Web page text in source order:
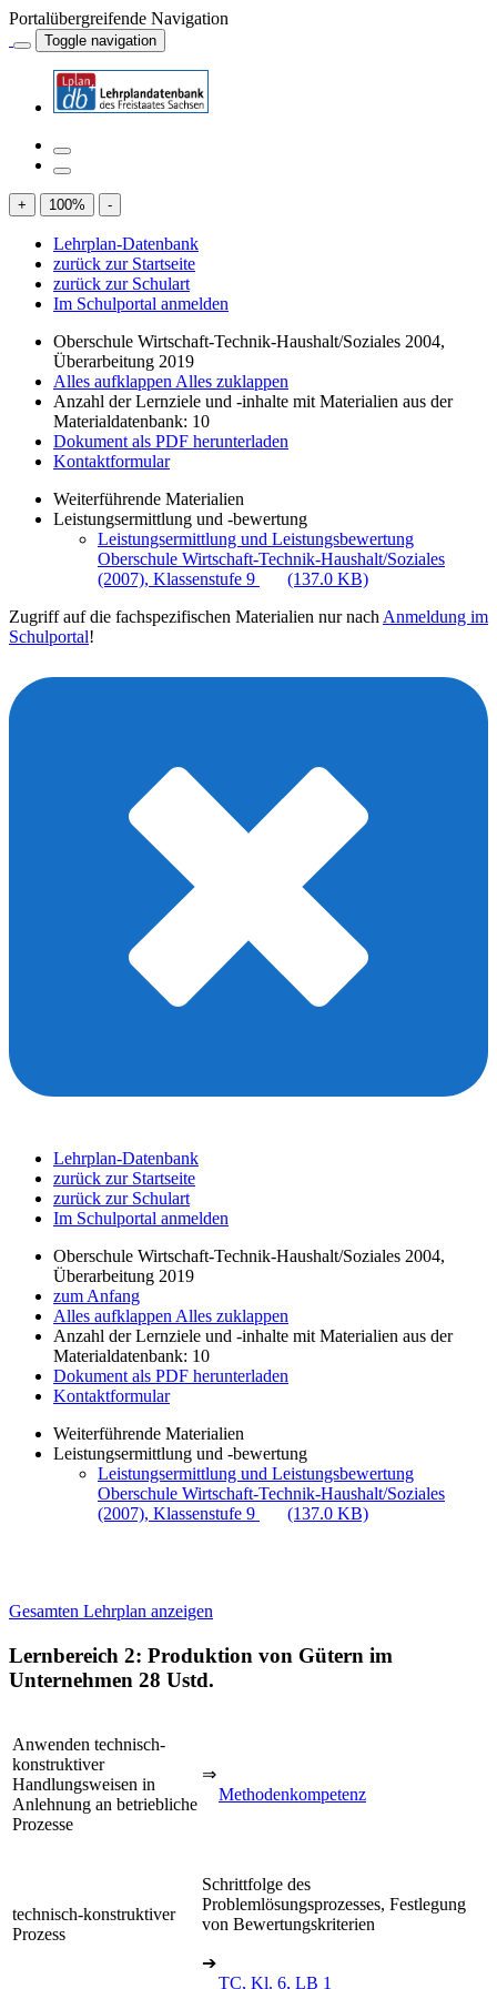
Portalübergreifende Navigation
Toggle navigation
+ 100% -
Lehrplan-Datenbank
zurück zur Startseite
zurück zur Schulart
Im Schulportal anmelden
Oberschule Wirtschaft-Technik-Haushalt/Soziales 2004,
Überarbeitung 2019
Alles aufklappen Alles zuklappen
Anzahl der Lernziele und -inhalte mit Materialien aus der
Materialdatenbank: 10
Dokument als PDF herunterladen
Kontaktformular
Weiterführende Materialien
Leistungsermittlung und -bewertung
Leistungsermittlung und Leistungsbewertung
Oberschule Wirtschaft-Technik-Haushalt/Soziales
(2007), Klassenstufe 9
(137.0 KB)
Zugriff auf die fachspezifischen Materialien nur nach Anmeldung im
Schulportal!
Lehrplan-Datenbank
zurück zur Startseite
zurück zur Schulart
Im Schulportal anmelden
Oberschule Wirtschaft-Technik-Haushalt/Soziales 2004,
Überarbeitung 2019
zum Anfang
Alles aufklappen Alles zuklappen
Anzahl der Lernziele und -inhalte mit Materialien aus der
Materialdatenbank: 10
Dokument als PDF herunterladen
Kontaktformular
Weiterführende Materialien
Leistungsermittlung und -bewertung
Leistungsermittlung und Leistungsbewertung
Oberschule Wirtschaft-Technik-Haushalt/Soziales
(2007), Klassenstufe 9
(137.0 KB)
Gesamten Lehrplan anzeigen
Lernbereich 2: Produktion von Gütern im
Unternehmen 28 Ustd.
Anwenden technisch-
konstruktiver
Handlungsweisen in
Anlehnung an betriebliche
Prozesse
⇒
Methodenkompetenz
technisch-konstruktiver
Prozess
Schrittfolge des
Problemlösungsprozesses, Festlegung
von Bewertungskriterien
➔
TC, Kl. 6, LB 1